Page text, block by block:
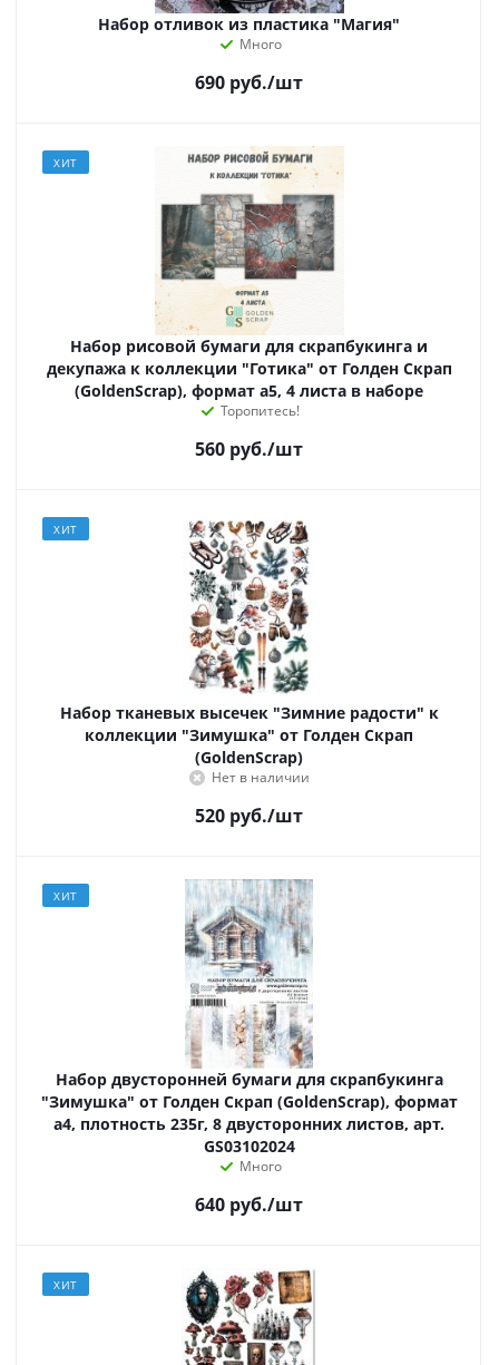
Набор отливок из пластика "Магия"
Много
690 руб./шт
ХИТ
Набор рисовой бумаги для скрапбукинга и
декупажа к коллекции "Готика" от Голден Скрап
(GoldenScrap), формат а5, 4 листа в наборе
Торопитесь!
560 руб./шт
ХИТ
Набор тканевых высечек "Зимние радости" к
коллекции "Зимушка" от Голден Скрап
(GoldenScrap)
Нет в наличии
520 руб./шт
ХИТ
Набор двусторонней бумаги для скрапбукинга
"Зимушка" от Голден Скрап (GoldenScrap), формат
а4, плотность 235г, 8 двусторонних листов, арт.
GS03102024
Много
640 руб./шт
ХИТ